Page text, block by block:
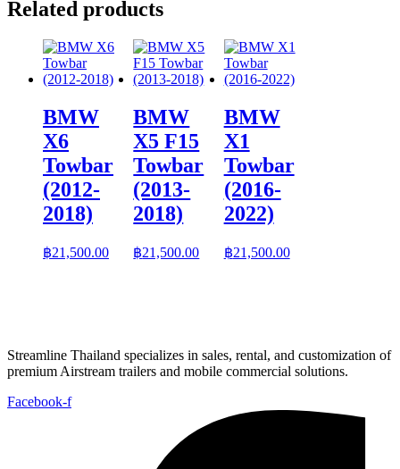
Related products
BMW
X6
Towbar
(2012-
2018)
฿21,500.00
BMW
X5 F15
Towbar
(2013-
2018)
฿21,500.00
BMW
X1
Towbar
(2016-
2022)
฿21,500.00
Streamline Thailand specializes in sales, rental, and customization of
premium Airstream trailers and mobile commercial solutions.
Facebook-f